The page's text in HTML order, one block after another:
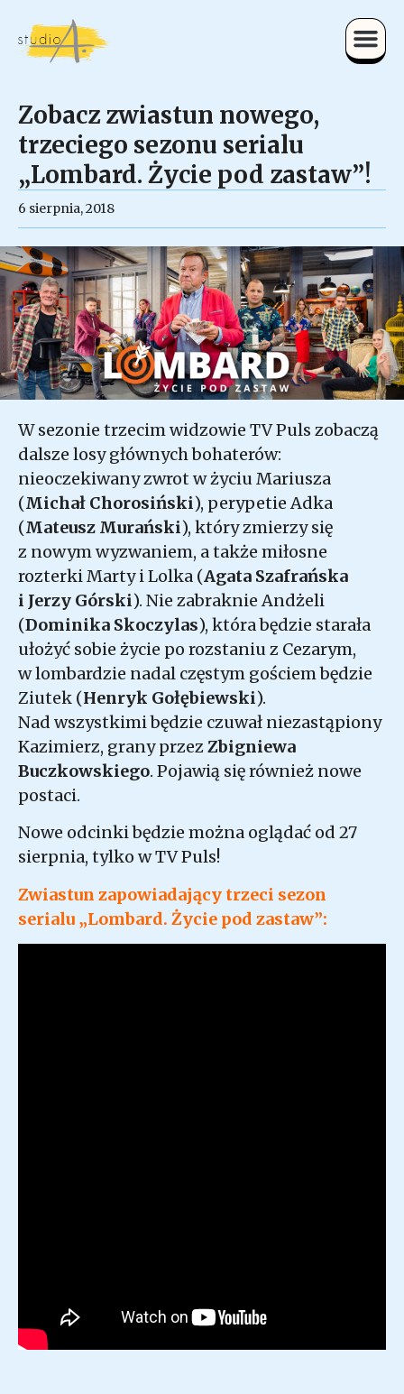
Zobacz zwiastun nowego,
trzeciego sezonu serialu
„Lombard. Życie pod zastaw”!
6 sierpnia, 2018
W sezonie trzecim widzowie TV Puls zobaczą
dalsze losy głównych bohaterów:
nieoczekiwany zwrot w życiu Mariusza
(Michał Chorosiński), perypetie Adka
(Mateusz Murański), który zmierzy się
z nowym wyzwaniem, a także miłosne
rozterki Marty i Lolka (Agata Szafrańska
i Jerzy Górski). Nie zabraknie Andżeli
(Dominika Skoczylas), która będzie starała
ułożyć sobie życie po rozstaniu z Cezarym,
w lombardzie nadal częstym gościem będzie
Ziutek (Henryk Gołębiewski).
Nad wszystkimi będzie czuwał niezastąpiony
Kazimierz, grany przezZbigniewa
Buczkowskiego. Pojawią się również nowe
postaci.
Nowe odcinki będzie można oglądać od 27
sierpnia, tylko w TV Puls!
Zwiastun zapowiadający trzeci sezon
serialu „Lombard. Życie pod zastaw”: